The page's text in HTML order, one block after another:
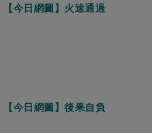
【今日網圖】火速通過
【今日網圖】後果自負